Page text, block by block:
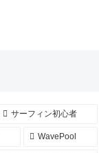
サーフィン初心者
WavePool